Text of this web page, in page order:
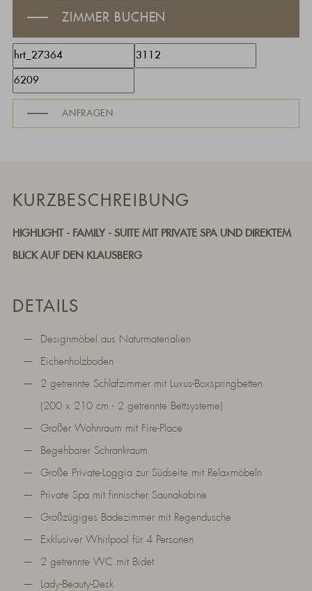
ZIMMER BUCHEN
ANFRAGEN
KURZBESCHREIBUNG
HIGHLIGHT - FAMILY - SUITE MIT PRIVATE SPA UND DIREKTEM
BLICK AUF DEN KLAUSBERG
DETAILS
Designmöbel aus Naturmaterialien
Eichenholzboden
2 getrennte Schlafzimmer mit Luxus-Boxspringbetten
(200 x 210 cm - 2 getrennte Bettsysteme)
Großer Wohnraum mit Fire-Place
Begehbarer Schrankraum
Große Private-Loggia zur Südseite mit Relaxmöbeln
Private Spa mit finnischer Saunakabine
Großzügiges Badezimmer mit Regendusche
Exklusiver Whirlpool für 4 Personen
2 getrennte WC mit Bidet
Lady-Beauty-Desk